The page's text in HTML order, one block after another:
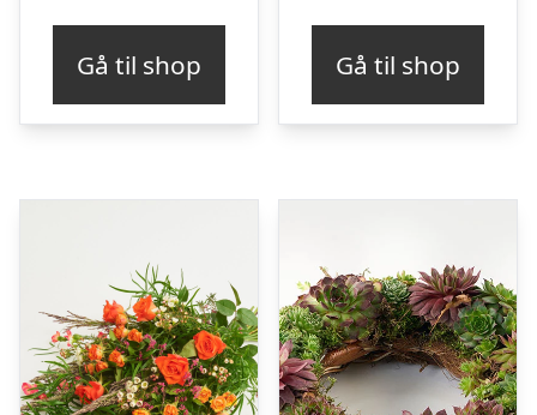
Gå til shop Gå til shop